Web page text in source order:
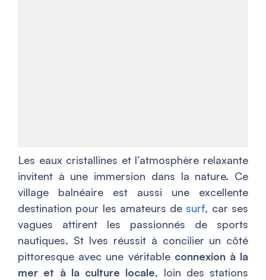
Les eaux cristallines et l’atmosphère relaxante
invitent à une immersion dans la nature. Ce
village balnéaire est aussi une excellente
destination pour les amateurs de surf, car ses
vagues attirent les passionnés de sports
nautiques. St Ives réussit à concilier un côté
pittoresque avec une véritable connexion à la
mer et à la culture locale, loin des stations